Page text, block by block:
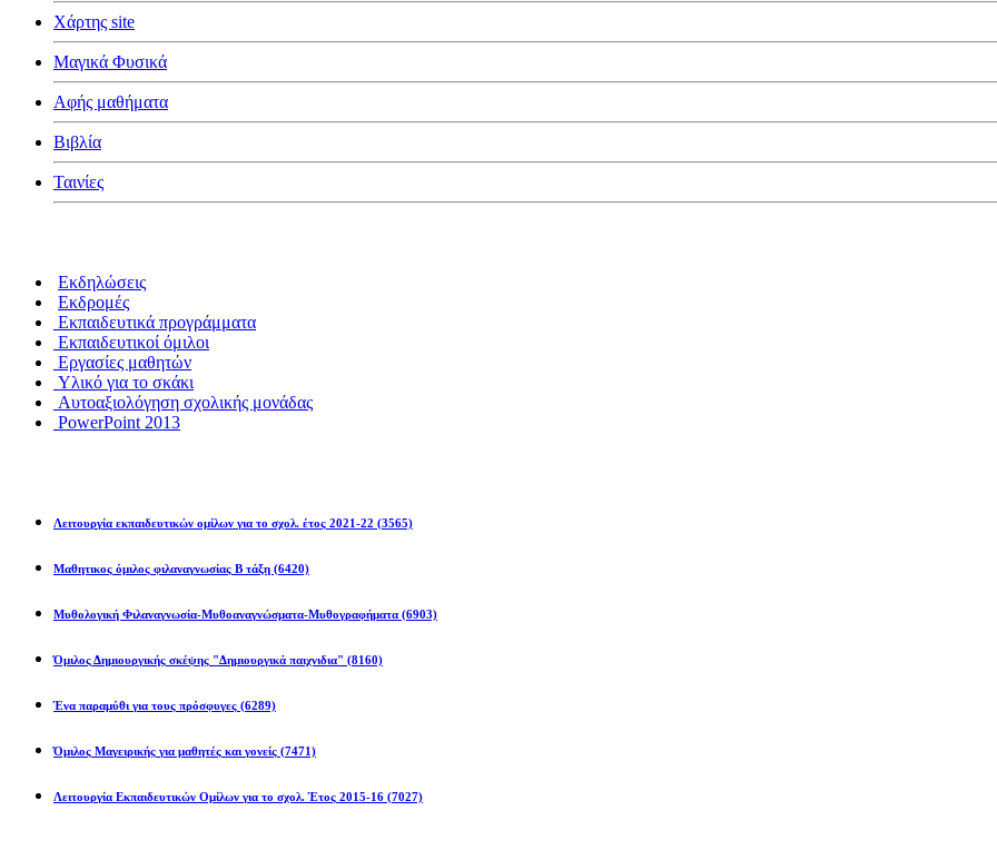
Χάρτης site
Μαγικά Φυσικά
Αφής μαθήματα
Βιβλία
Ταινίες
Εκδηλώσεις
Εκδρομές
Εκπαιδευτικά προγράμματα
Εκπαιδευτικοί όμιλοι
Εργασίες μαθητών
Υλικό για το σκάκι
Αυτοαξιολόγηση σχολικής μονάδας
PowerPoint 2013
Λειτουργία εκπαιδευτικών ομίλων για το σχολ. έτος 2021-22 (3565)
Μαθητικος όμιλος φιλαναγνωσίας Β τάξη (6420)
Μυθολογική Φιλαναγνωσία-Μυθοαναγνώσματα-Μυθογραφήματα (6903)
Όμιλος Δημιουργικής σκέψης "Δημιουργικά παιχνιδια" (8160)
Ένα παραμύθι για τους πρόσφυγες (6289)
Όμιλος Μαγειρικής για μαθητές και γονείς (7471)
Λειτουργία Εκπαιδευτικών Ομίλων για το σχολ. Έτος 2015-16 (7027)